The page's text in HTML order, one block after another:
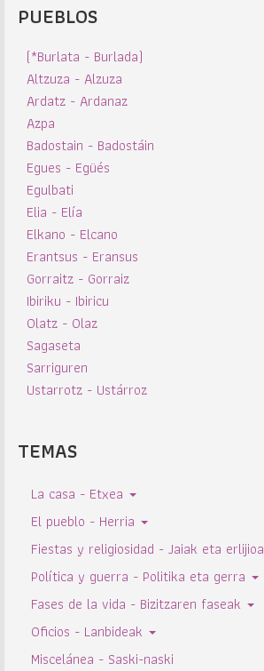
PUEBLOS
(*Burlata - Burlada)
Altzuza - Alzuza
Ardatz - Ardanaz
Azpa
Badostain - Badostáin
Egues - Egüés
Egulbati
Elia - Elía
Elkano - Elcano
Erantsus - Eransus
Gorraitz - Gorraiz
Ibiriku - Ibiricu
Olatz - Olaz
Sagaseta
Sarriguren
Ustarrotz - Ustárroz
TEMAS
La casa - Etxea
El pueblo - Herria
Fiestas y religiosidad - Jaiak eta erlijioa
Política y guerra - Politika eta gerra
Fases de la vida - Bizitzaren faseak
Oficios - Lanbideak
Miscelánea - Saski-naski